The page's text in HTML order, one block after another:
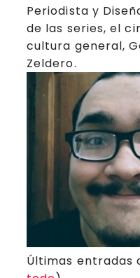
Periodista y
de las series, el
cultura general,
Zeldero.
Últimas entradas